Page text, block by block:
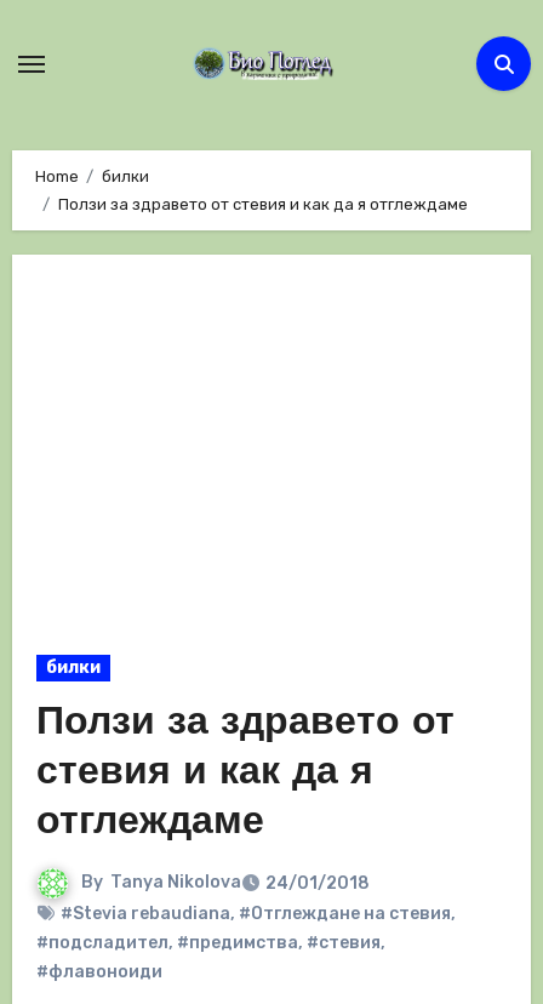
Home
билки
Ползи за здравето от стевия и как да я отглеждаме
билки
Ползи за здравето от
стевия и как да я
отглеждаме
By Tanya Nikolova
24/01/2018
#Stevia rebaudiana, #Отглеждане на стевия,
#подсладител, #предимства, #стевия,
#флавоноиди